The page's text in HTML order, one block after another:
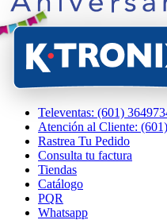
Televentas: (601)
Atención al Cliente:
Rastrea Tu Pedido
Consulta tu factura
Tiendas
Catálogo
PQR
Whatsapp